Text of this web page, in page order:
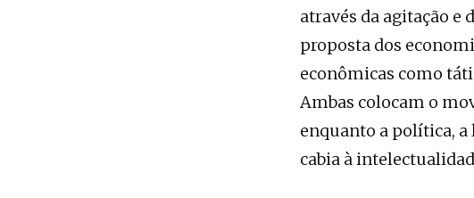
através da agitação
proposta dos
econômicas como
Ambas colocam o
enquanto a política, a
cabia à